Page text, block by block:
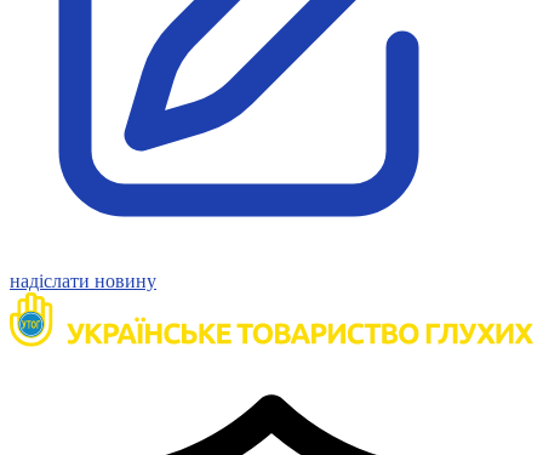
Молодіжні лідери УТОГ
Ветерани УТОГ
Мережа УТОГ
Підприємства УТОГ
Рекорди УТОГ
Видання УТОГ
Звіти
Посилання сторінок УТОГ
Контакти
Навчальні програми
Для абітурієнтів
Українська жестова мова
Правознавство
Я досліджую світ
надіслати новину